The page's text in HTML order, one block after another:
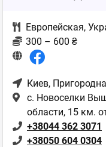
Европейская,
300 – 600 ₴
Киев,
с. Новоселки
области, 15 км.
+38044 362 3071
+38050 604 0304